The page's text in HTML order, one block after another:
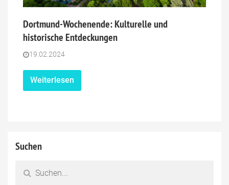
Dortmund-Wochenende: Kulturelle und
historische Entdeckungen
19.02.2024
Weiterlesen
Suchen